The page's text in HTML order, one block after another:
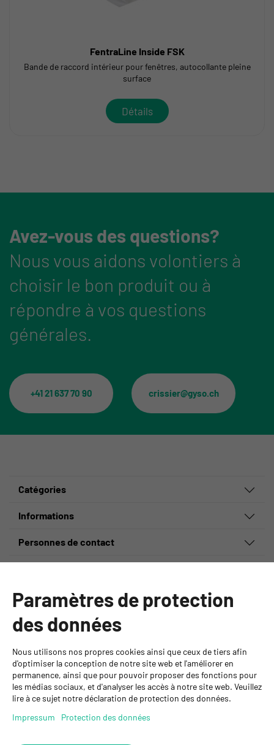
FentraLine Inside FSK
Bande de raccord intérieur pour fenêtres, autocollante pleine
surface
Détails
Avez-vous des questions?
Nous vous aidons volontiers à
choisir le bon produit ou à
répondre à vos questions
générales.
+41 21 637 70 90 crissier@gyso.ch
Catégories
Informations
Personnes de contact
Chemin de Closalet 20
1023 Crissier
+41 21 637 70 90
crissier@gyso.ch
www.gyso.ch
suivez
GYSO
sur
suivez
GYSO
sur
suivez
GYSO
sur
Retour
au
début
Paramètres de protection
des données
Nous utilisons nos propres cookies ainsi que ceux de tiers afin
d'optimiser la conception de notre site web et l'améliorer en
permanence, ainsi que pour pouvoir proposer des fonctions pour
les médias sociaux, et d'analyser les accès à notre site web. Veuillez
lire à ce sujet notre déclaration de protection des données.
Impressum
Protection des données